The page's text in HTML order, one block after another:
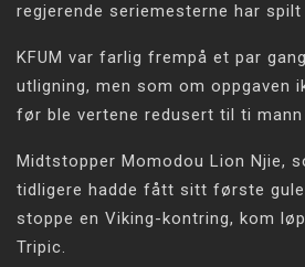
regjerende seriemesterne har spilt
KFUM var farlig frempå et par
utligning, men som om oppgaven
før ble vertene redusert til ti
Midtstopper Momodou Lion Njie,
tidligere hadde fått sitt første
stoppe en Viking-kontring, kom
Tripic.